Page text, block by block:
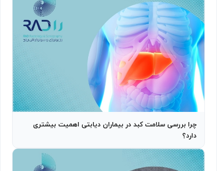
چرا بررسی سلامت کبد در بیماران دیابتی اهمیت بیشتری
دارد؟